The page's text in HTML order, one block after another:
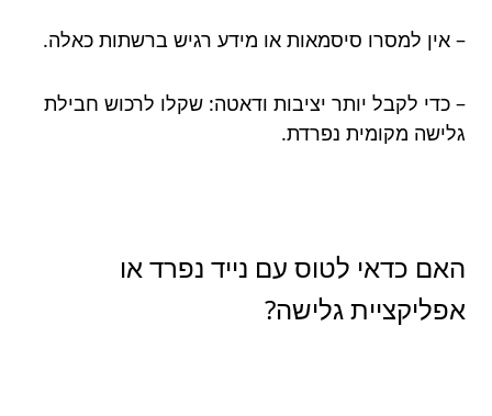
– אין למסרו סיסמאות או מידע רגיש ברשתות כאלה.
– כדי לקבל יותר יציבות ודאטה: שקלו לרכוש חבילת
גלישה מקומית נפרדת.
האם כדאי לטוס עם נייד נפרד או
אפליקציית גלישה?